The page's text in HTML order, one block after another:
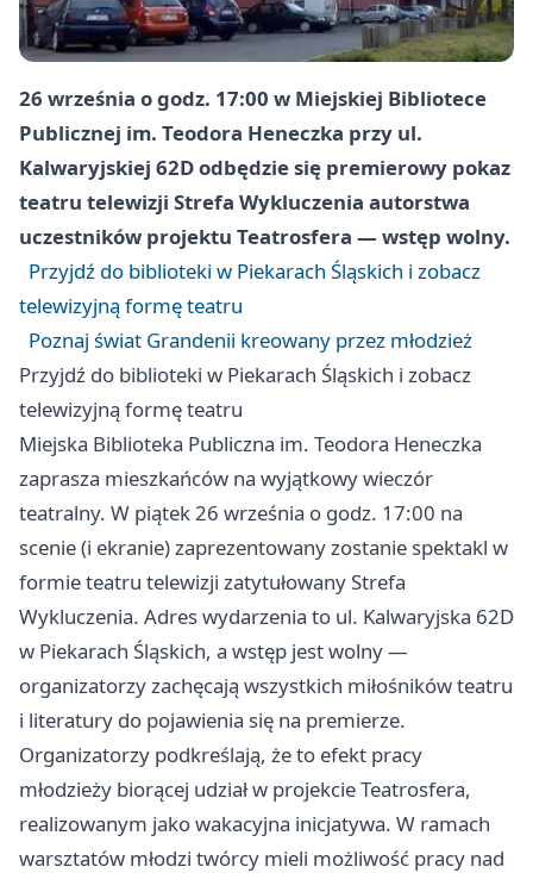
26 września o godz. 17:00 w Miejskiej Bibliotece
Publicznej im. Teodora Heneczka przy ul.
Kalwaryjskiej 62D odbędzie się premierowy pokaz
teatru telewizji Strefa Wykluczenia autorstwa
uczestników projektu Teatrosfera — wstęp wolny.
Przyjdź do biblioteki w Piekarach Śląskich i zobacz
telewizyjną formę teatru
Poznaj świat Grandenii kreowany przez młodzież
Przyjdź do biblioteki w Piekarach Śląskich i zobacz
telewizyjną formę teatru
Miejska Biblioteka Publiczna im. Teodora Heneczka
zaprasza mieszkańców na wyjątkowy wieczór
teatralny. W piątek 26 września o godz. 17:00 na
scenie (i ekranie) zaprezentowany zostanie spektakl w
formie teatru telewizji zatytułowany Strefa
Wykluczenia. Adres wydarzenia to ul. Kalwaryjska 62D
w Piekarach Śląskich, a wstęp jest wolny —
organizatorzy zachęcają wszystkich miłośników teatru
i literatury do pojawienia się na premierze.
Organizatorzy podkreślają, że to efekt pracy
młodzieży biorącej udział w projekcie Teatrosfera,
realizowanym jako wakacyjna inicjatywa. W ramach
warsztatów młodzi twórcy mieli możliwość pracy nad